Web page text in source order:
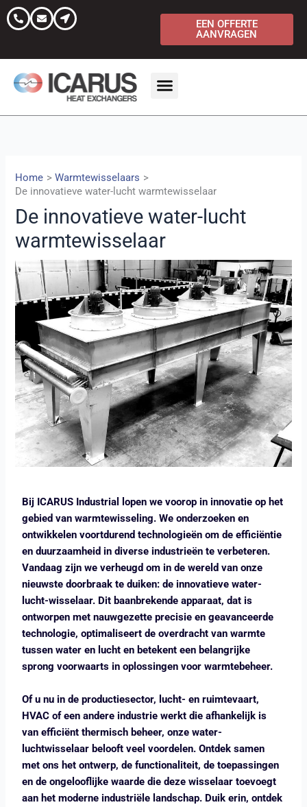
Ga
naar
inhoud
EEN OFFERTE
AANVRAGEN
Home
Warmtewisselaars
De innovatieve water-lucht warmtewisselaar
De innovatieve water-lucht
warmtewisselaar
Bij ICARUS Industrial lopen we voorop in innovatie op het
gebied van warmtewisseling. We onderzoeken en
ontwikkelen voortdurend technologieën om de efficiëntie
en duurzaamheid in diverse industrieën te verbeteren.
Vandaag zijn we verheugd om in de wereld van onze
nieuwste doorbraak te duiken: de innovatieve water-
lucht-wisselaar. Dit baanbrekende apparaat, dat is
ontworpen met nauwgezette precisie en geavanceerde
technologie, optimaliseert de overdracht van warmte
tussen water en lucht en betekent een belangrijke
sprong voorwaarts in oplossingen voor warmtebeheer.
Of u nu in de productiesector, lucht- en ruimtevaart,
HVAC of een andere industrie werkt die afhankelijk is
van efficiënt thermisch beheer, onze water-
luchtwisselaar belooft veel voordelen. Ontdek samen
met ons het ontwerp, de functionaliteit, de toepassingen
en de ongelooflijke waarde die deze wisselaar toevoegt
aan het moderne industriële landschap. Duik erin, ontdek